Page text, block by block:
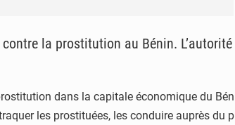
la prostitution au Bénin.
dans la capitale économique du
les prostituées, les conduire auprès